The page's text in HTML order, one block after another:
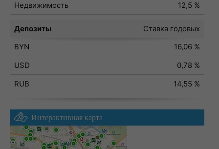
Недвижимость
12,5 %
Депозиты
Ставка годовых
BYN
16,06 %
USD
0,78 %
RUB
14,55 %
Интерактивная карта